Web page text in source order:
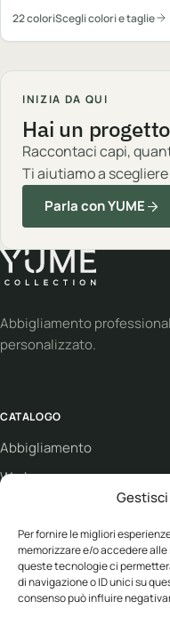
Per fornire le migliori
memorizzare e/o accedere
queste tecnologie ci
di navigazione o ID unici su
consenso può influire
22 coloriScegli colori e taglie
INIZIA DA QUI
Hai un
Raccontaci capi,
Ti aiutiamo a
Parla con YUME
Abbigliamento
personalizzato.
CATALOGO
Abbigliamento
Workwear
Eco collection
Brand